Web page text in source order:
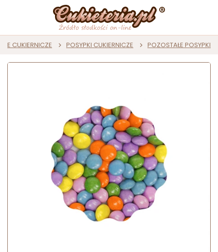
CUKIERNICZE POSYPKI CUKIERNICZE POZOSTAŁE POSYPKI